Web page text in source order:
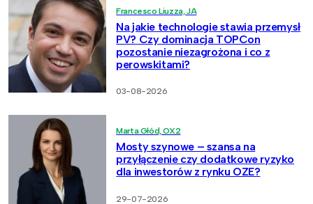
Francesco Liuzza, JA
Na jakie technologie stawia przemysł
PV? Czy dominacja TOPCon
pozostanie niezagrożona i co z
perowskitami?
03-08-2026
Marta Głód, OX2
Mosty szynowe – szansa na
przyłączenie czy dodatkowe ryzyko
dla inwestorów z rynku OZE?
29-07-2026